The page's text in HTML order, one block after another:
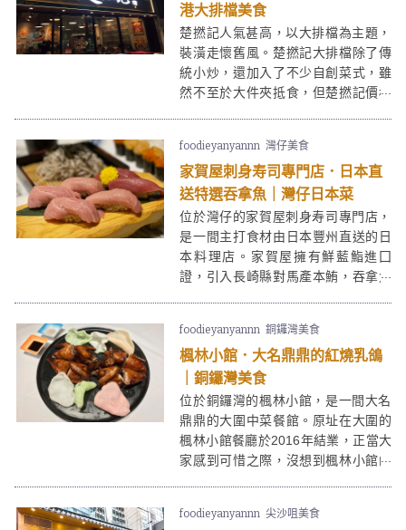
以到Proof.試試看。
港大排檔美食
楚撚記人氣甚高，以大排檔為主題，
裝潢走懷舊風。楚撚記大排檔除了傳
統小炒，還加入了不少自創菜式，雖
然不至於大件夾抵食，但楚撚記價格
foodieyanyannn 灣仔美食
家賀屋刺身寿司專門店．日本直
送特選吞拿魚｜灣仔日本菜
位於灣仔的家賀屋刺身寿司專門店，
是一間主打食材由日本豐州直送的日
本料理店。家賀屋擁有鮮藍鮨進囗
證，引入長崎縣對馬產本鮪，吞拿魚
選擇，深受一眾食客支持。
foodieyanyannn 銅鑼灣美食
楓林小館．大名鼎鼎的紅燒乳鴿
｜銅鑼灣美食
位於銅鑼灣的楓林小館，是一間大名
鼎鼎的大圍中菜餐館。原址在大圍的
楓林小館餐廳於2016年結業，正當大
家感到可惜之際，沒想到楓林小館的
當高興呢。
foodieyanyannn 尖沙咀美食